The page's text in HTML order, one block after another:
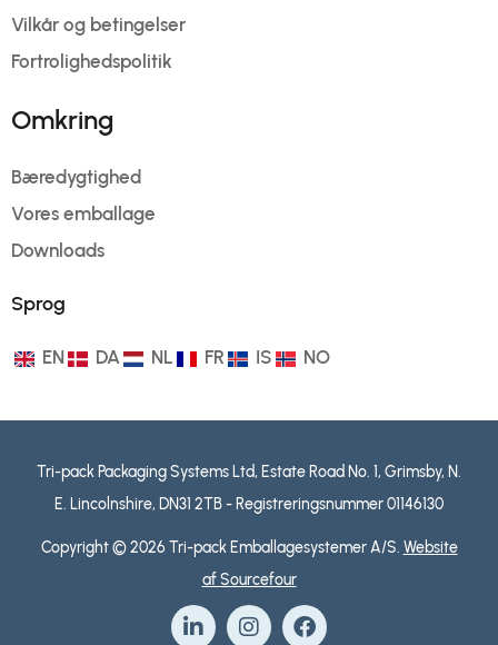
Vilkår og betingelser
Fortrolighedspolitik
Omkring
Bæredygtighed
Vores emballage
Downloads
Sprog
EN DA NL FR IS NO
Tri-pack Packaging Systems Ltd, Estate Road No. 1, Grimsby, N.
E. Lincolnshire, DN31 2TB - Registreringsnummer 01146130
Copyright © 2026 Tri-pack Emballagesystemer A/S. Website
af Sourcefour
L
i
I
n
F
a